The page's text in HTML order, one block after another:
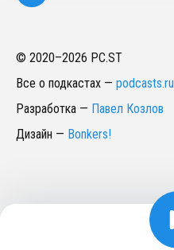
© 2020–2026 PC.ST
Все о подкастах — podcasts.ru
Разработка — Павел Козлов
Дизайн — Bonkers!